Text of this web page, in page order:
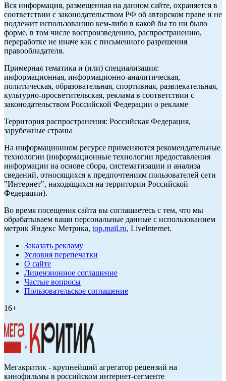
Вся информация, размещенная на данном сайте, охраняется в
соответствии с законодательством РФ об авторском праве и не
подлежит использованию кем-либо в какой бы то ни было
форме, в том числе воспроизведению, распространению,
переработке не иначе как с письменного разрешения
правообладателя.
Примерная тематика и (или) специализация:
информационная, информационно-аналитическая,
политическая, образовательная, спортивная, развлекательная,
культурно-просветительская, реклама в соответствии с
законодательством Российской Федерации о рекламе
Территория распространения: Российская Федерация,
зарубежные страны
На информационном ресурсе применяются рекомендательные
технологии (информационные технологии предоставления
информации на основе сбора, систематизации и анализа
сведений, относящихся к предпочтениям пользователей сети
"Интернет", находящихся на территории Российской
Федерации).
Во время посещения сайта вы соглашаетесь с тем, что мы
обрабатываем ваши персональные данные с использованием
метрик Яндекс Метрика, top.mail.ru, LiveInternet.
Заказать рекламу
Условия перепечатки
О сайте
Лицензионное соглашение
Частые вопросы
Пользовательское соглашение
16+
Мегакритик - крупнейший агрегатор рецензий на
кинофильмы в российском интернет-сегменте